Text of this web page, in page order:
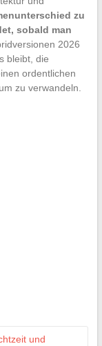
zu
sobald man
2026
bleibt, die
ordentlichen
zu verwandeln.
und